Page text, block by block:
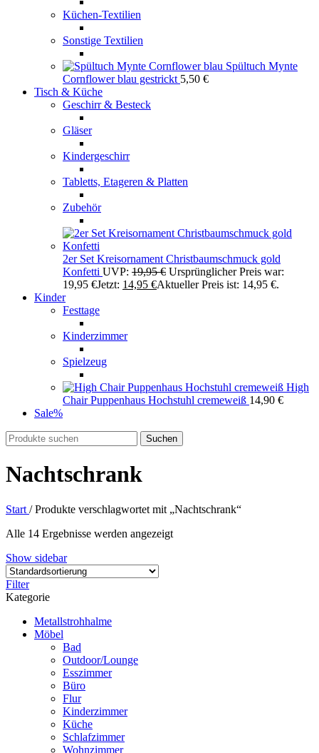
Küchen-Textilien
Sonstige Textilien
Spültuch Mynte
Cornflower blau gestrickt 5,50 €
Tisch & Küche
Geschirr & Besteck
Gläser
Kindergeschirr
Tabletts, Etageren & Platten
Zubehör
2er Set Kreisornament Christbaumschmuck gold
Konfetti UVP: 19,95€ Ursprünglicher Preis war:
19,95 €Jetzt: 14,95 €Aktueller Preis ist: 14,95 €.
Kinder
Festtage
Kinderzimmer
Spielzeug
High
Chair Puppenhaus Hochstuhl cremeweiß 14,90 €
Sale%
Suchen
Nachtschrank
Start / Produkte verschlagwortet mit „Nachtschrank“
Alle 14 Ergebnisse werden angezeigt
Show sidebar
Filter
Kategorie
Metallstrohhalme
Möbel
Bad
Outdoor/Lounge
Esszimmer
Büro
Flur
Kinderzimmer
Küche
Schlafzimmer
Wohnzimmer